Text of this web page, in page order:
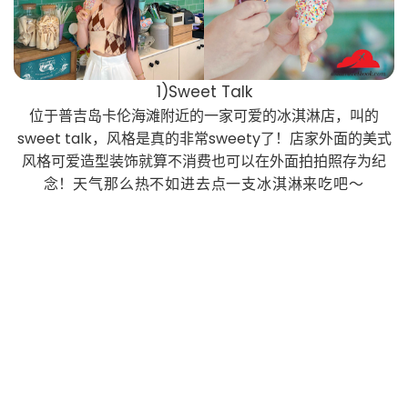
1)Sweet Talk
位于普吉岛卡伦海滩附近的一家可爱的冰淇淋店，叫的
sweet talk，风格是真的非常sweety了！店家外面的美式
风格可爱造型装饰就算不消费也可以在外面拍拍照存为纪
念！ 天气那么热不如进去点一支冰淇淋来吃吧～